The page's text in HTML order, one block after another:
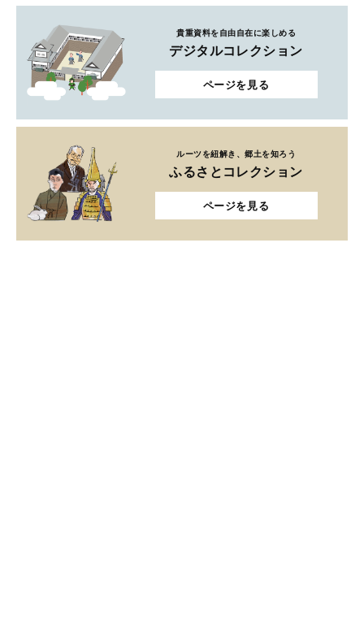
貴重資料を自由自在に楽しめる
デジタルコレクション
ページを見る
ルーツを紐解き、郷土を知ろう
ふるさとコレクション
ページを見る